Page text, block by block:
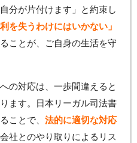
分が片付けます」と約束し
を失うわけにはいかない」
ことが、ご自身の生活を守
の対応は、一歩間違えると
ます。日本リーガル司法書
ことで、 法的に適切な対応
社とのやり取りによるリス